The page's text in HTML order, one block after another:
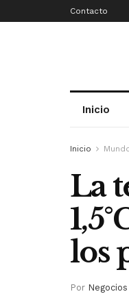
Contacto
Inicio
Inicio
La
los
Por